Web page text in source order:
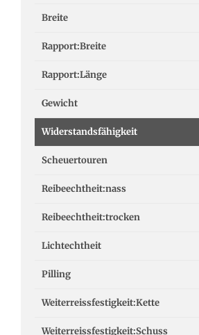
Breite
Rapport:Breite
Rapport:Länge
Gewicht
Widerstandsfähigkeit
Scheuertouren
Reibeechtheit:nass
Reibeechtheit:trocken
Lichtechtheit
Pilling
Weiterreissfestigkeit:Kette
Weiterreissfestigkeit:Schuss